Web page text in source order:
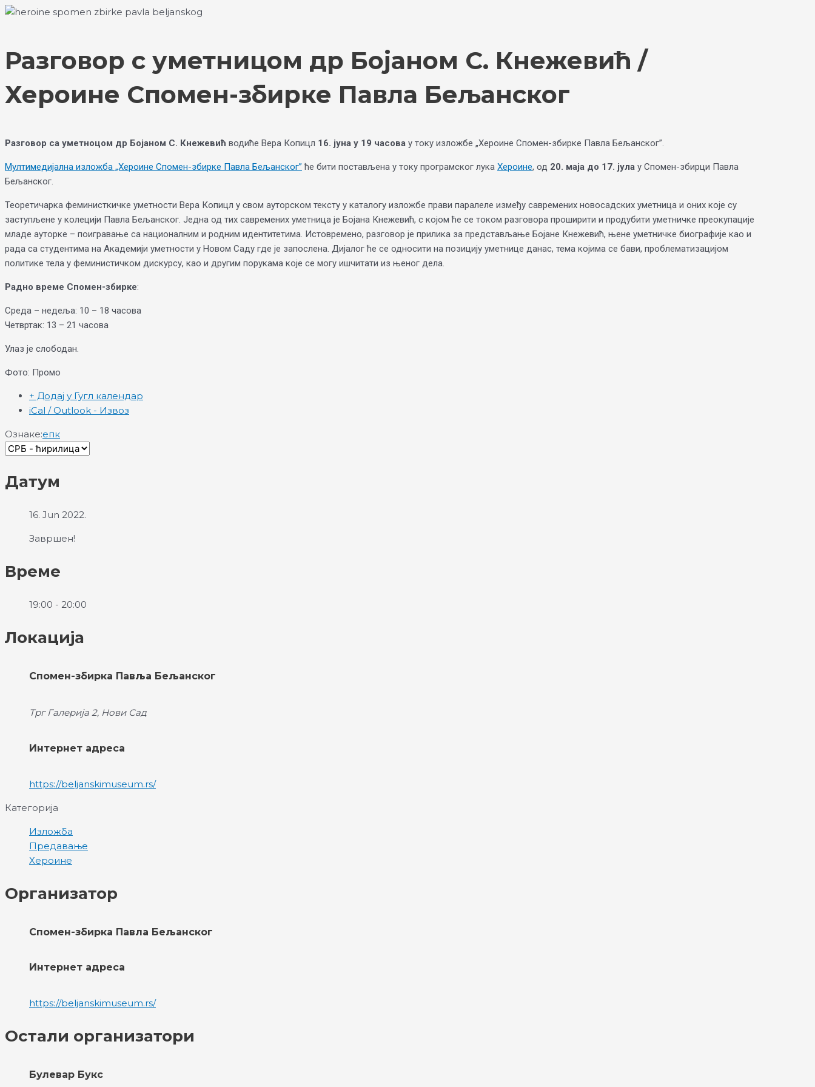
Skip
Разговор с уметницом др Бојаном С. Кнежевић /
Хероине Спомен-збирке Павла Бељанског
Разговор са уметноцом др Бојаном С. Кнежевић водиће Вера Копицл 16. јуна у 19 часова у току изложбе „Хероине Спомен-збирке Павла Бељанског”.
Мултимедијална изложба „Хероине Спомен-збирке Павла Бељанског” ће бити постављена у току програмског лука Хероине, од 20. маја до 17. јула у Спомен-збирци Павла
Бељанског.
Теоретичарка феминисткичке уметности Вера Копицл у свом ауторском тексту у каталогу изложбе прави паралеле између савремених новосадских уметница и оних које су
заступљене у колецији Павла Бељанског. Једна од тих савремених уметница је Бојана Кнежевић, с којом ће се током разговора проширити и продубити уметничке преокупације
младе ауторке – поигравање са националним и родним идентитетима. Истовремено, разговор је прилика за представљање Бојане Кнежевић, њене уметничке биографије као и
рада са студентима на Академији уметности у Новом Саду где је запослена. Дијалог ће се односити на позицију уметнице данас, тема којима се бави, проблематизацијом
политике тела у феминистичком дискурсу, као и другим порукама које се могу ишчитати из њеног дела.
Радно време Спомен-збирке:
Среда – недеља: 10 – 18 часова
Четвртак: 13 – 21 часова
Улаз је слободан.
Фото: Промо
+ Додај у Гугл календар
iCal / Outlook - Извоз
Ознаке:епк
Choose
Датум
16. Jun 2022.
Завршен!
Време
19:00 - 20:00
Локација
Спомен-збирка Павља Бељанског
Трг Галерија 2, Нови Сад
Интернет адреса
https://beljanskimuseum.rs/
Категорија
Изложба
Предавање
Хероине
Организатор
Спомен-збирка Павла Бељанског
Интернет адреса
https://beljanskimuseum.rs/
Остали организатори
Булевар Букс